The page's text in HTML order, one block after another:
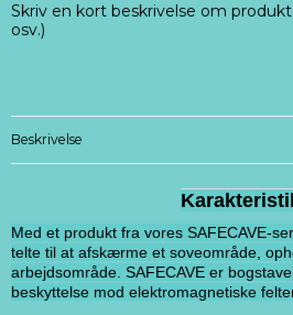
Skriv en kort beskrivelse om
osv.)
Beskrivelse
Med et produkt fra vores SAFECAVE-
telte til at afskærme et soveområde,
arbejdsområde. SAFECAVE er
beskyttelse mod elektromagnetiske